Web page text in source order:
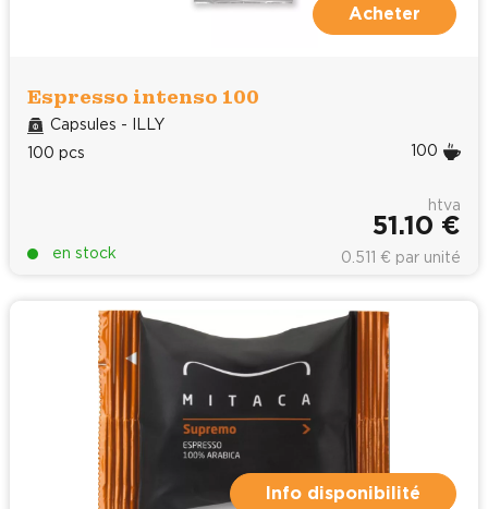
Acheter
Espresso intenso 100
Capsules - ILLY
100 pcs
100
en stock
htva
51.10 €
0.511 € par unité
Info disponibilité